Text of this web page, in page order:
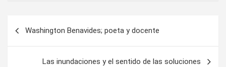
entradas
Washington Benavides; poeta y docente
Las inundaciones y el sentido de las soluciones